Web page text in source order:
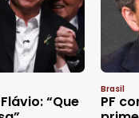
“Que
Brasil
PF